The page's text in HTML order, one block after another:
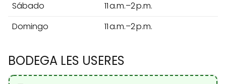
Sábado
11 a.m.–2 p.m.
Domingo
11 a.m.–2 p.m.
BODEGA LES USERES